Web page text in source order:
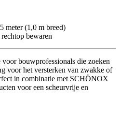
meter (1,0 m breed)
bewaren
voor bouwprofessionals die zoeken
voor het versterken van zwakke of
in combinatie met SCHÖNOX
voor een scheurvrije en